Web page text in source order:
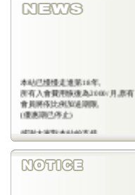
本站已慢慢走進第18年,
所有入會費用恢復為2000/月,原有
會員將依比例加送期限,
(優惠期已停止)
感謝大家對本站的支持
(包年優惠期已停止)